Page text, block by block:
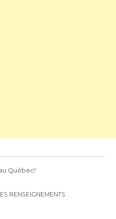
Québec!
RENSEIGNEMENTS